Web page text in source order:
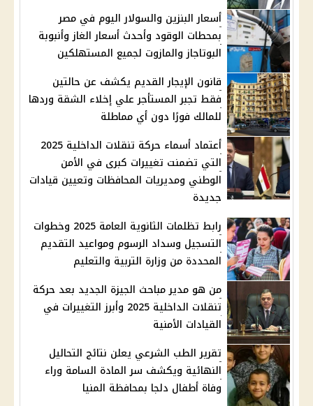
أسعار البنزين والسولار اليوم في مصر
بمحطات الوقود وأحدث أسعار الغاز وأنبوبة
البوتاجاز والمازوت لجميع المستهلكين
قانون الإيجار القديم يكشف عن حالتين
فقط تجبر المستأجر علي إخلاء الشقة وردها
للمالك فورًا دون أي مماطلة
أعتماد أسماء حركة تنقلات الداخلية 2025
التي تضمنت تغييرات كبرى في الأمن
الوطني ومديريات المحافظات وتعيين قيادات
جديدة
رابط تظلمات الثانوية العامة 2025 وخطوات
التسجيل وسداد الرسوم ومواعيد التقديم
المحددة من وزارة التربية والتعليم
من هو مدير مباحث الجيزة الجديد بعد حركة
تنقلات الداخلية 2025 وأبرز التغييرات في
القيادات الأمنية
تقرير الطب الشرعي يعلن نتائج التحاليل
النهائية ويكشف سر المادة السامة وراء
وفاة أطفال دلجا بمحافظة المنيا